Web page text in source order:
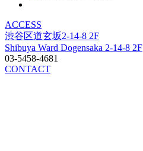
ACCESS
渋谷区道玄坂2-14-8 2F
Shibuya Ward Dogensaka 2-14-8 2F
03-5458-4681
CONTACT